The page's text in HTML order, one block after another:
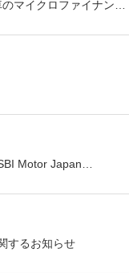
マイクロファイナン…
Motor Japan…
するお知らせ